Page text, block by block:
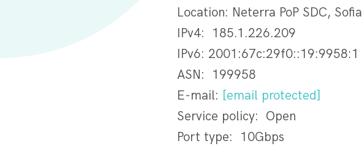
Location: Neterra PoP SDC, Sofia
IPv4: 185.1.226.209
IPv6: 2001:67c:29f0::19:9958:1
ASN: 199958
E-mail: [email protected]
Service policy: Open
Port type: 10Gbps